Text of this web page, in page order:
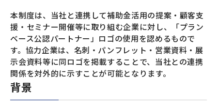
本制度は、当社と連携して補助金活用の提案・顧客支
援・セミナー開催等に取り組む企業に対し、「プラン
ベース公認パートナー」ロゴの使用を認めるもので
す。協力企業は、名刺・パンフレット・営業資料・展
示会資料等に同ロゴを掲載することで、当社との連携
関係を対外的に示すことが可能となります。
背景